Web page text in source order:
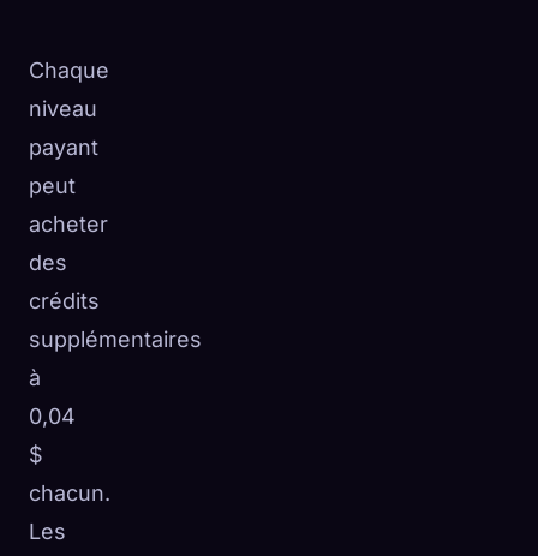
Chaque
niveau
payant
peut
acheter
des
crédits
supplémentaires
à
0,04
$
chacun.
Les